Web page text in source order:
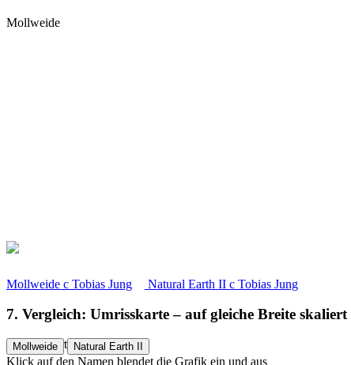
Natural Earth II
Mollweide
Mollweide c Tobias Jung Natural Earth II c Tobias Jung
7. Vergleich: Umrisskarte – auf gleiche Breite skaliert
Mollweide Natural Earth II
Klick auf den Namen blendet die Grafik ein und aus